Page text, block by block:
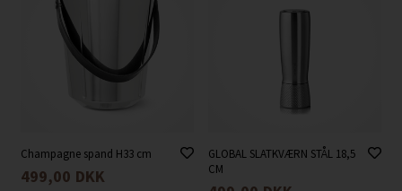
Champagne spand H33 cm
499,00 DKK
GLOBAL SLATKVÆRN STÅL 18,5
CM